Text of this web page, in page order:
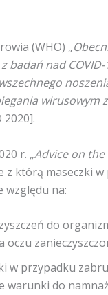
(WHO) „
badań nad
wirusowym
2020].
r. „Advice on
z którą maseczki
względu na:
do
w przypadku
warunki do